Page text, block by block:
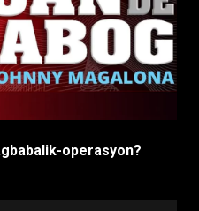
operasyon?